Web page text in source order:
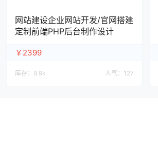
网站建设企业网站开发/官网搭建
定制前端PHP后台制作设计
￥2399
库存： 9.9k 人气： 127